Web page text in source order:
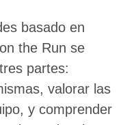
basado en
the Run se
partes:
valorar las
y comprender